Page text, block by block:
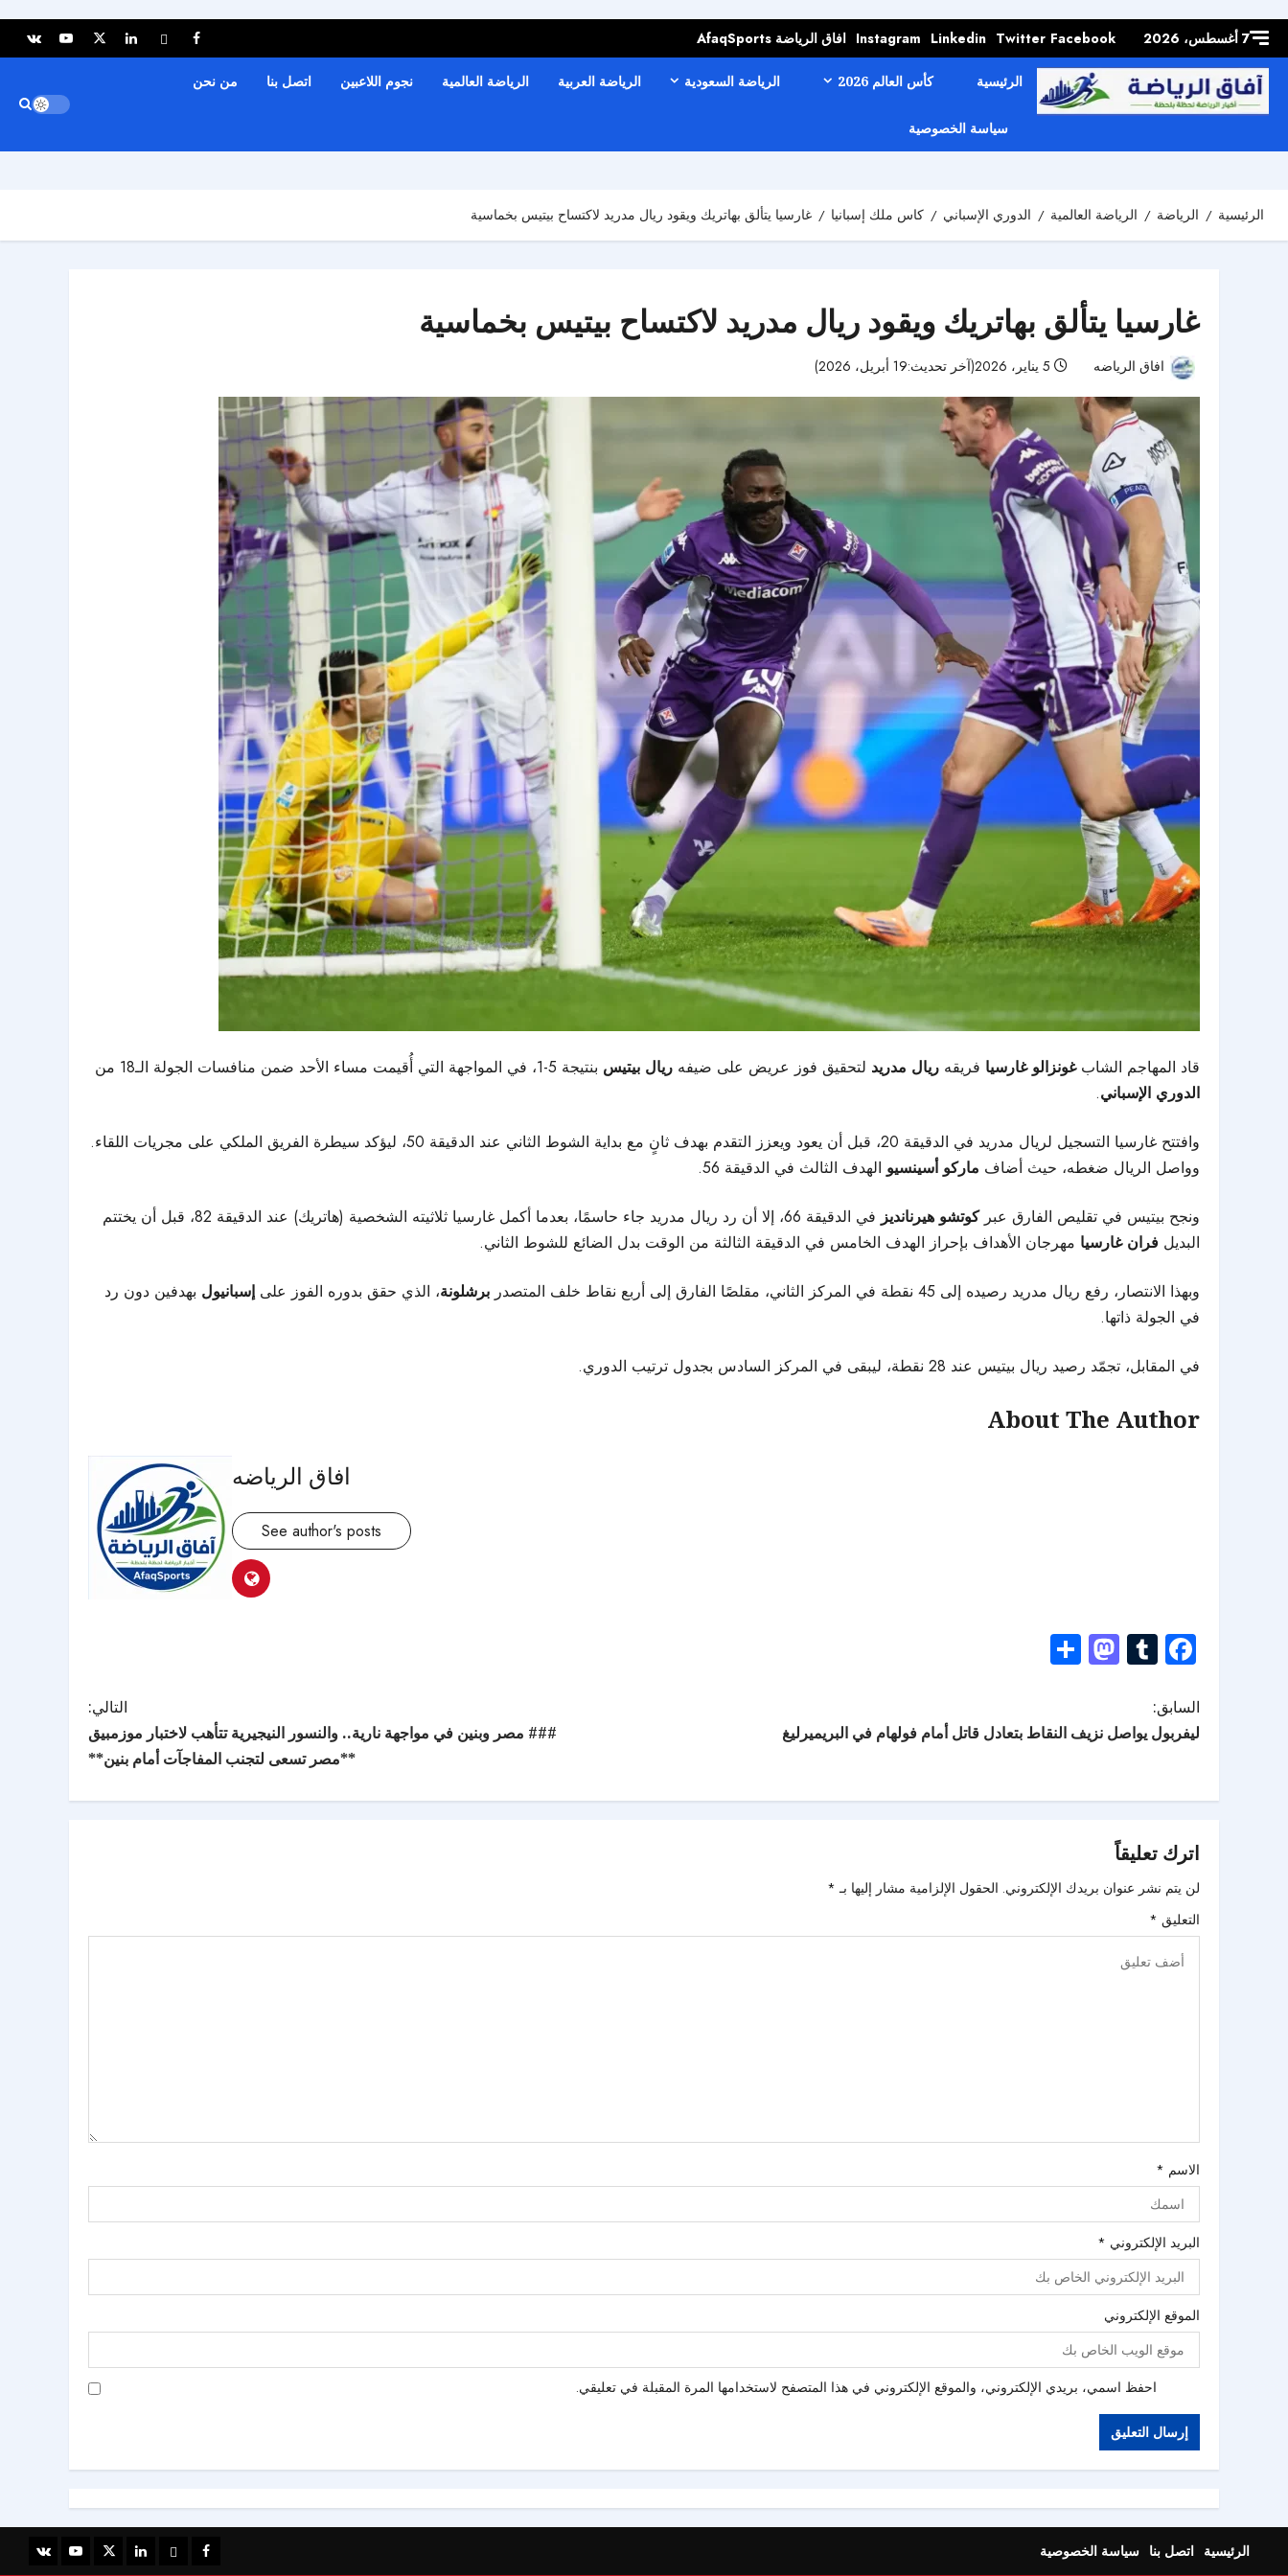
content7 أغسطس، 2026 Facebook
Twitter
Linkedin
Instagram افاق الرياضة AfaqSports
الرئيسية كأس العالم 2026 الرياضة السعودية الرياضة العربية الرياضة العالمية نجوم اللاعبين اتصل بنا من نحن
سياسة الخصوصية
الرئيسية الرياضة الرياضة العالمية الدوري الإسباني كاس ملك إسبانيا غارسيا يتألق بهاتريك ويقود ريال مدريد لاكتساح بيتيس بخماسية
غارسيا يتألق بهاتريك ويقود ريال مدريد لاكتساح بيتيس بخماسية
افاق الرياضه
قاد المهاجم الشابغونزالو غارسيا فريقه ريال مدريد لتحقيق فوز عريض على ضيفه ريال بيتيس بنتيجة 5-1، في المواجهة التي أُقيمت مساء الأحد ضمن منافسات الجولة الـ18 من
الدوري الإسباني.
وافتتح غارسيا التسجيل لريال مدريد في الدقيقة 20، قبل أن يعود ويعزز التقدم بهدف ثانٍ مع بداية الشوط الثاني عند الدقيقة 50، ليؤكد سيطرة الفريق الملكي على مجريات اللقاء.
وواصل الريال ضغطه، حيث أضاف ماركو أسينسيو الهدف الثالث في الدقيقة 56.
ونجح بيتيس في تقليص الفارق عبركوتشو هيرنانديز
في الدقيقة 66، إلا أن رد ريال مدريد جاء حاسمًا، بعدما أكمل غارسيا ثلاثيته الشخصية (هاتريك) عند الدقيقة 82، قبل أن يختتم
البديل فران غارسيا مهرجان الأهداف بإحراز الهدف الخامس في الدقيقة الثالثة من الوقت بدل الضائع للشوط الثاني.
وبهذا الانتصار، رفع ريال مدريد رصيده إلى 45 نقطة في المركز الثاني، مقلصًا الفارق إلى أربع نقاط خلف المتصدر برشلونة، الذي حقق بدوره الفوز على إسبانيول بهدفين دون رد
في الجولة ذاتها.
في المقابل، تجمّد رصيد ريال بيتيس عند 28 نقطة، ليبقى في المركز السادس بجدول ترتيب الدوري.
About The Author
افاق الرياضه
See author's posts
Facebook
Tumblr
Mastodon
السابق:
ليفربول يواصل نزيف النقاط بتعادل قاتل أمام فولهام في البريميرليغ
التالي:
### مصر وبنين في مواجهة نارية.. والنسور النيجيرية تتأهب لاختبار موزمبيق
**مصر تسعى لتجنب المفاجآت أمام بنين**
اترك تعليقاً
لن يتم نشر عنوان بريدك الإلكتروني. الحقول الإلزامية مشار إليها بـ *
التعليق *
الاسم *
البريد الإلكتروني *
الموقع الإلكتروني
احفظ اسمي، بريدي الإلكتروني، والموقع الإلكتروني في هذا المتصفح لاستخدامها المرة المقبلة في تعليقي.
الرئيسية اتصل بنا سياسة الخصوصية